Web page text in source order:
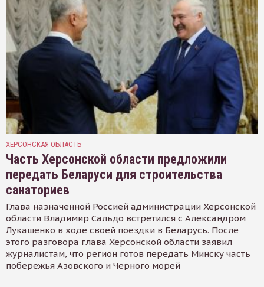
ХЕРСОНСКАЯ ОБЛАСТЬ
Часть Херсонской области предложили
передать Беларуси для строительства
санаториев
Глава назначенной Россией администрации Херсонской
области Владимир Сальдо встретился с Александром
Лукашенко в ходе своей поездки в Беларусь. После
этого разговора глава Херсонской области заявил
журналистам, что регион готов передать Минску часть
побережья Азовского и Черного морей